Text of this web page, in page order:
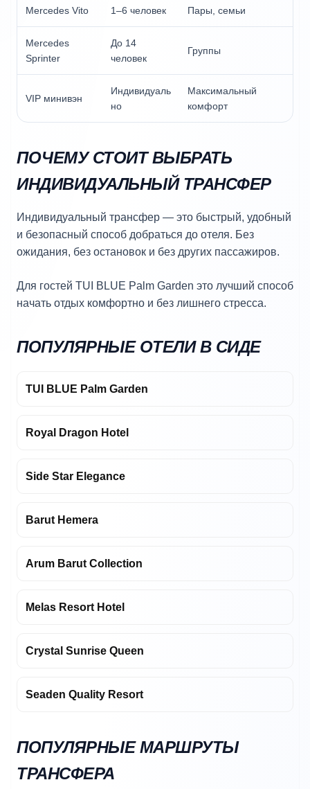
Mercedes Vito 1–6 человек Пары, семьи
Mercedes
Sprinter
До 14
человек
Группы
VIP минивэн
Индивидуаль
но
Максимальный
комфорт
ПОЧЕМУ СТОИТ ВЫБРАТЬ
ИНДИВИДУАЛЬНЫЙ ТРАНСФЕР
Индивидуальный трансфер — это быстрый, удобный
и безопасный способ добраться до отеля. Без
ожидания, без остановок и без других пассажиров.
Для гостей TUI BLUE Palm Garden это лучший способ
начать отдых комфортно и без лишнего стресса.
ПОПУЛЯРНЫЕ ОТЕЛИ В СИДЕ
TUI BLUE Palm Garden
Royal Dragon Hotel
Side Star Elegance
Barut Hemera
Arum Barut Collection
Melas Resort Hotel
Crystal Sunrise Queen
Seaden Quality Resort
ПОПУЛЯРНЫЕ МАРШРУТЫ
ТРАНСФЕРА